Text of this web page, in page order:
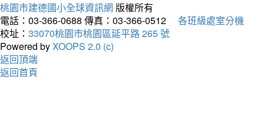
桃園市建德國小全球資訊網 版權所有
電話：03-366-0688 傳真：03-366-0512
各班級處室分機
校址： 33070桃園市桃園區延平路 265 號
Powered byXOOPS 2.0 (c)
返回頂端
返回首頁